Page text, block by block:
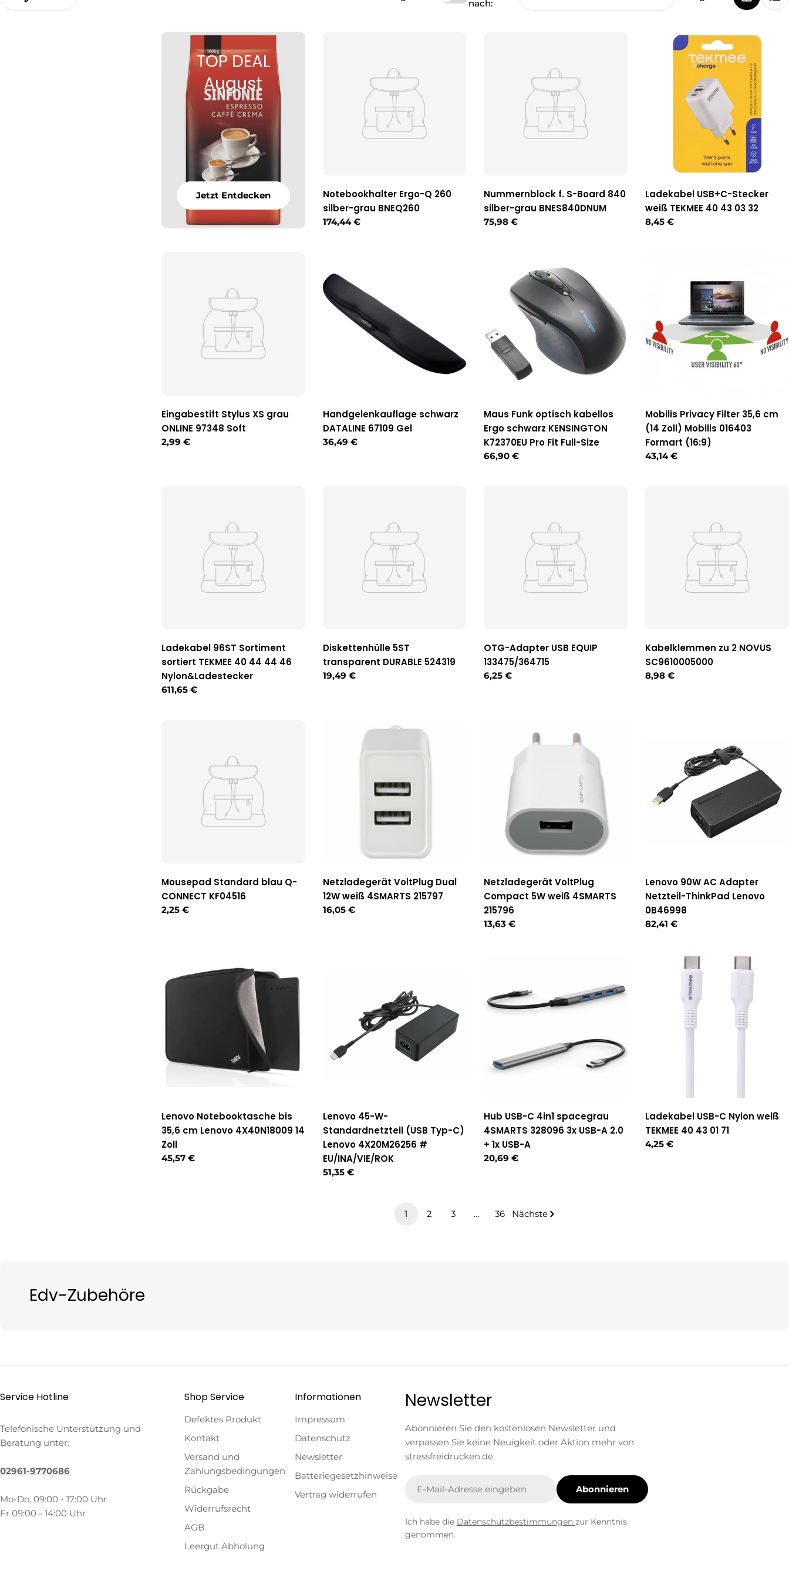
nach:
TOP DEAL
August
Jetzt Entdecken
Notebookhalter Ergo-Q 260
silber-grau BNEQ260
Regulärer
174,44 €
Nummernblock f. S-Board 840
silber-grau BNES840DNUM
Regulärer
75,98 €
Ladekabel USB+C-Stecker
weiß TEKMEE 40 43 03 32
Regulärer
8,45 €
Eingabestift Stylus XS grau
ONLINE 97348 Soft
Regulärer
2,99 €
Handgelenkauflage schwarz
DATALINE 67109 Gel
Regulärer
36,49 €
Maus Funk optisch kabellos
Ergo schwarz KENSINGTON
K72370EU Pro Fit Full-Size
Regulärer
66,90 €
Mobilis Privacy Filter 35,6 cm
(14 Zoll) Mobilis 016403
Formart (16:9)
Regulärer
43,14 €
Ladekabel 96ST Sortiment
sortiert TEKMEE 40 44 44 46
Nylon&Ladestecker
Regulärer
611,65 €
Diskettenhülle 5ST
transparent DURABLE 524319
Regulärer
19,49 €
OTG-Adapter USB EQUIP
133475/364715
Regulärer
6,25 €
Kabelklemmen zu 2 NOVUS
SC9610005000
Regulärer
8,98 €
Mousepad Standard blau Q-
CONNECT KF04516
Regulärer
2,25 €
Netzladegerät VoltPlug Dual
12W weiß 4SMARTS 215797
Regulärer
16,05 €
Netzladegerät VoltPlug
Compact 5W weiß 4SMARTS
215796
Regulärer
13,63 €
Lenovo 90W AC Adapter
Netzteil-ThinkPad Lenovo
0B46998
Regulärer
82,41 €
Lenovo Notebooktasche bis
35,6 cm Lenovo 4X40N18009 14
Zoll
Regulärer
45,57 €
Lenovo 45-W-
Standardnetzteil (USB Typ-C)
Lenovo 4X20M26256 #
EU/INA/VIE/ROK
Regulärer
51,35 €
Hub USB-C 4in1 spacegrau
4SMARTS 328096 3x USB-A 2.0
+ 1x USB-A
Regulärer
20,69 €
Ladekabel USB-C Nylon weiß
TEKMEE 40 43 01 71
Regulärer
4,25 €
1 2 3 … 36 Nächste
Edv-Zubehöre
Service Hotline
Telefonische Unterstützung und
Beratung unter:
02961-9770686
Mo-Do, 09:00 - 17:00 Uhr
Fr 09:00 - 14:00 Uhr
Shop Service
Defektes Produkt
Kontakt
Versand und
Zahlungsbedingungen
Rückgabe
Widerrufsrecht
AGB
Leergut Abholung
Informationen
Impressum
Datenschutz
Newsletter
Batteriegesetzhinweise
Vertrag widerrufen
Newsletter
Abonnieren Sie den kostenlosen Newsletter und
verpassen Sie keine Neuigkeit oder Aktion mehr von
stressfreidrucken.de.
Mail
Abonnieren
Ich habe die Datenschutzbestimmungen zur Kenntnis
genommen.